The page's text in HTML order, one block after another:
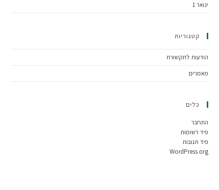
ינואר 1
קטגוריות
הודעות לתקשורת
מאמרים
כלים
התחבר
פיד רשומות
פיד תגובות
WordPress.org